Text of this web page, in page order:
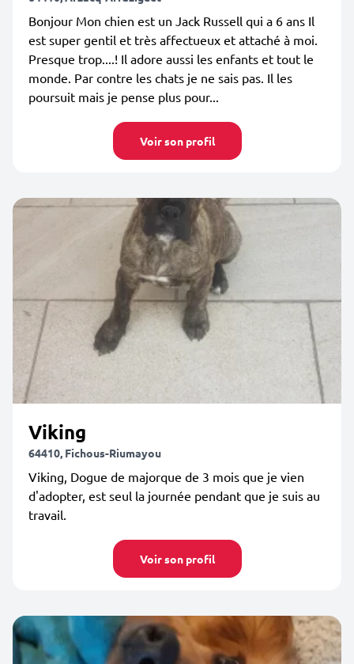
Bonjour Mon chien est un Jack Russell qui a 6 ans Il
est super gentil et très affectueux et attaché à moi.
Presque trop....! Il adore aussi les enfants et tout le
monde. Par contre les chats je ne sais pas. Il les
poursuit mais je pense plus pour...
Voir son profil
Viking
64410, Fichous-Riumayou
Viking, Dogue de majorque de 3 mois que je vien
d'adopter, est seul la journée pendant que je suis au
travail.
Voir son profil